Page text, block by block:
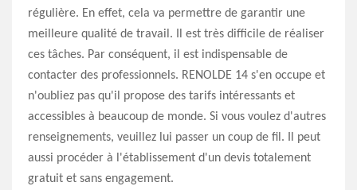
régulière. En effet, cela va permettre de garantir une
meilleure qualité de travail. Il est très difficile de réaliser
ces tâches. Par conséquent, il est indispensable de
contacter des professionnels. RENOLDE 14 s'en occupe et
n'oubliez pas qu'il propose des tarifs intéressants et
accessibles à beaucoup de monde. Si vous voulez d'autres
renseignements, veuillez lui passer un coup de fil. Il peut
aussi procéder à l'établissement d'un devis totalement
gratuit et sans engagement.